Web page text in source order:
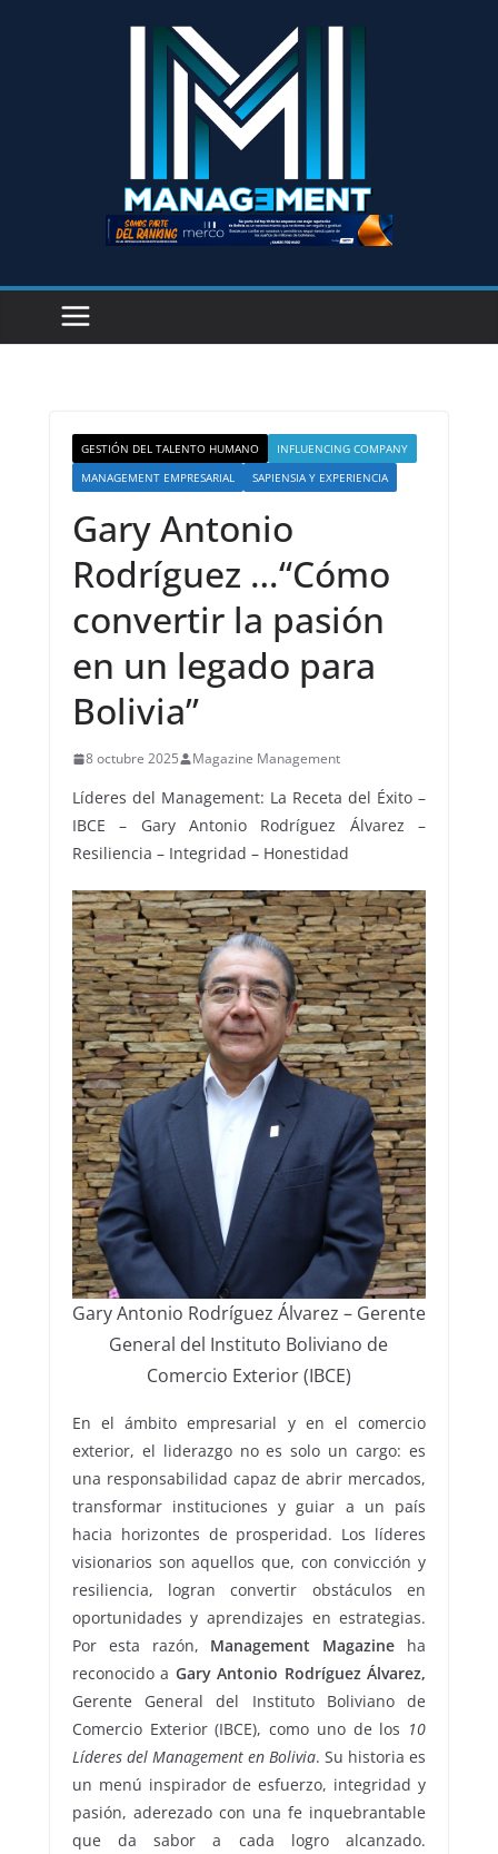
GESTIÓN DEL TALENTO HUMANO
INFLUENCING COMPANY
MANAGEMENT EMPRESARIAL
SAPIENSIA Y EXPERIENCIA
Gary Antonio
Rodríguez …“Cómo
convertir la pasión
en un legado para
Bolivia”
8 octubre 2025 Magazine Management
Líderes del Management: La Receta del Éxito –
IBCE – Gary Antonio Rodríguez Álvarez –
Resiliencia – Integridad – Honestidad
Gary Antonio Rodríguez Álvarez – Gerente
General del Instituto Boliviano de
Comercio Exterior (IBCE)
En el ámbito empresarial y en el comercio
exterior, el liderazgo no es solo un cargo: es
una responsabilidad capaz de abrir mercados,
transformar instituciones y guiar a un país
hacia horizontes de prosperidad. Los líderes
visionarios son aquellos que, con convicción y
resiliencia, logran convertir obstáculos en
oportunidades y aprendizajes en estrategias.
Por esta razón, Management Magazine ha
reconocido a Gary Antonio Rodríguez Álvarez,
Gerente General del Instituto Boliviano de
Comercio Exterior (IBCE), como uno de los 10
Líderes del Management en Bolivia. Su historia es
un menú inspirador de esfuerzo, integridad y
pasión, aderezado con una fe inquebrantable
que da sabor a cada logro alcanzado.